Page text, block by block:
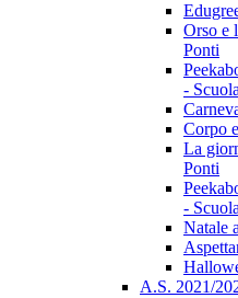
Orso e
Ponti
-
Corpo
La
Ponti
-
Natale
A.S. 2021/